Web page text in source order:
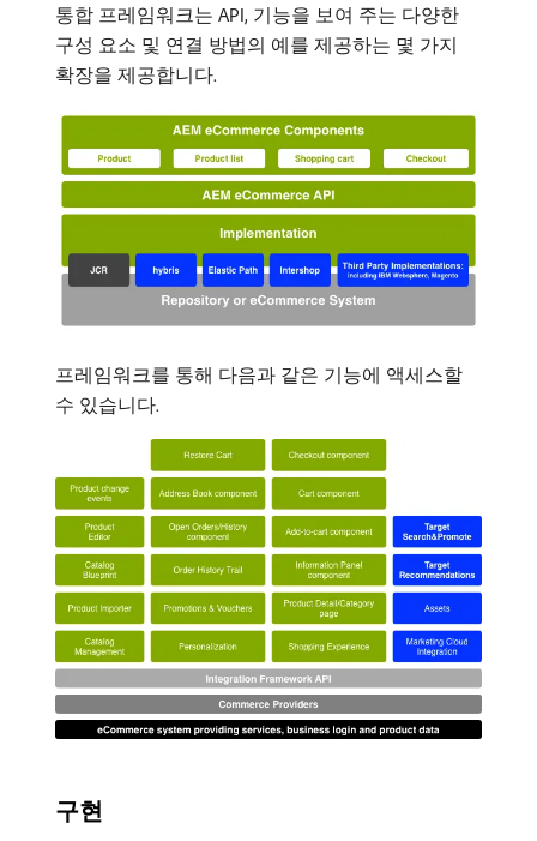
통합 프레임워크는 API, 기능을 보여 주는 다양한
구성 요소 및 연결 방법의 예를 제공하는 몇 가지
확장을 제공합니다.
프레임워크를 통해 다음과 같은 기능에 액세스할
수 있습니다.
구현